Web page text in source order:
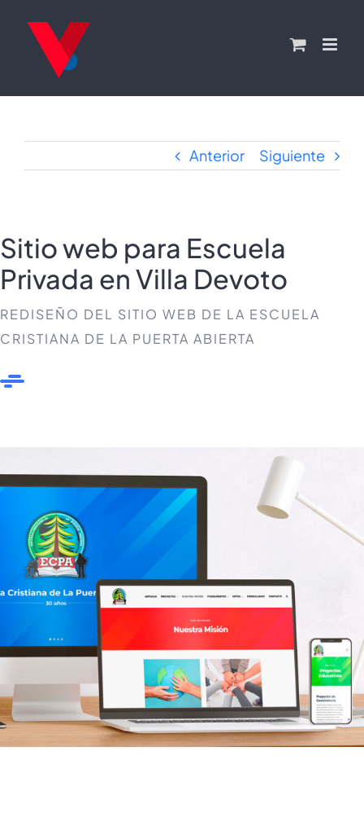
contenido
Anterior Siguiente
Sitio web para Escuela
Privada en Villa Devoto
REDISEÑO DEL SITIO WEB DE LA ESCUELA
CRISTIANA DE LA PUERTA ABIERTA